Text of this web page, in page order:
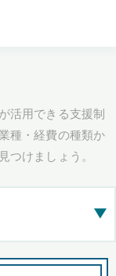
活用できる支援制
種・経費の種類か
つけましょう。
▶